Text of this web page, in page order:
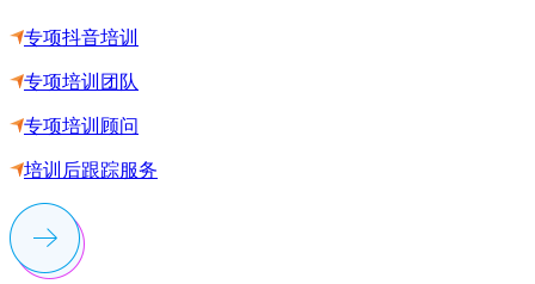
专项抖音培训
专项培训团队
专项培训顾问
培训后跟踪服务